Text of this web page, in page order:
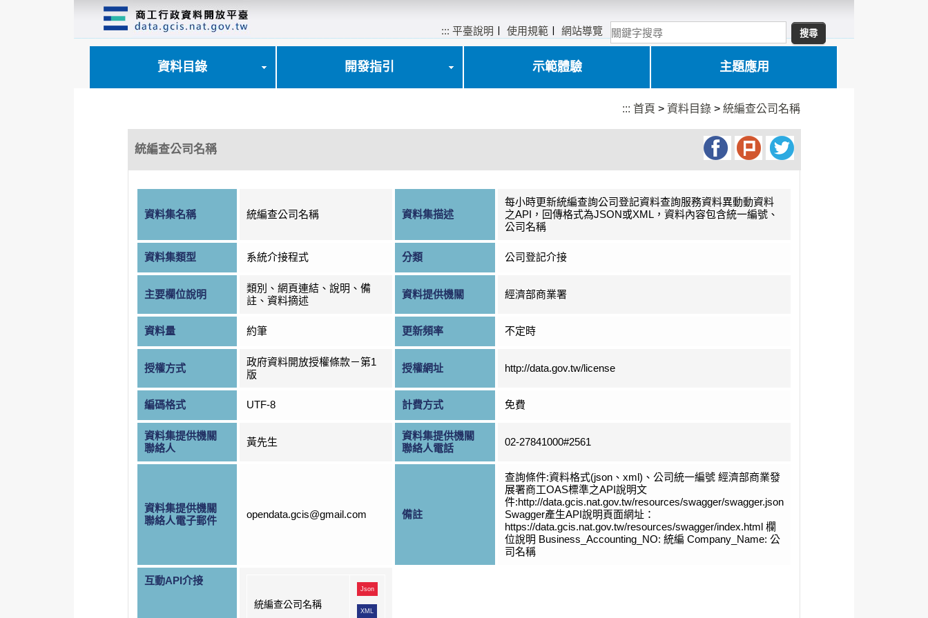
::: 平臺說明 〡使用規範 〡網站導覽
資料目錄 開發指引 示範體驗 主題應用
::: 首頁 >資料目錄 >統編查公司名稱
統編查公司名稱
資料集名稱 統編查公司名稱 資料集描述
每小時更新統編查詢公司登記資料查詢服務資料異動動資料
之API，回傳格式為JSON或XML，資料內容包含統一編號、
公司名稱
資料集類型 系統介接程式 分類 公司登記介接
主要欄位說明
類別、網頁連結、說明、備
註、資料摘述
資料提供機關 經濟部商業署
資料量 約筆 更新頻率 不定時
授權方式
政府資料開放授權條款－第1
版
授權網址 http://data.gov.tw/license
編碼格式 UTF-8 計費方式 免費
資料集提供機關
聯絡人
黃先生
資料集提供機關
聯絡人電話
02-27841000#2561
資料集提供機關
聯絡人電子郵件
opendata.gcis@gmail.com 備註
查詢條件:資料格式(json、xml)、公司統一編號 經濟部商業發
展署商工OAS標準之API說明文
件:http://data.gcis.nat.gov.tw/resources/swagger/swagger.json
Swagger產生API說明頁面網址：
https://data.gcis.nat.gov.tw/resources/swagger/index.html 欄
位說明 Business_Accounting_NO: 統編 Company_Name: 公
司名稱
互動API介接
統編查公司名稱
Json
XML